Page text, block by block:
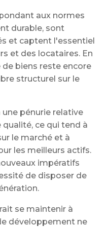
aux normes
durable, sont
et captent l'essentiel
et des locataires. En
biens reste encore
structurel sur le
pénurie relative
ce qui tend à
le marché et à
les meilleurs actifs.
impératifs
de disposer de
se maintenir à
développement ne